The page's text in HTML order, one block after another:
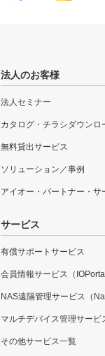
法人のお客様
法人セミナー
カタログ・チラシダウンロ
無料貸出サービス
ソリューション／事例
アイオー・パートナー・サ
サービス
有償サポートサービス
会員情報サービス（
NAS遠隔管理サービス（
マルチデバイス管理サービ
その他サービス一覧